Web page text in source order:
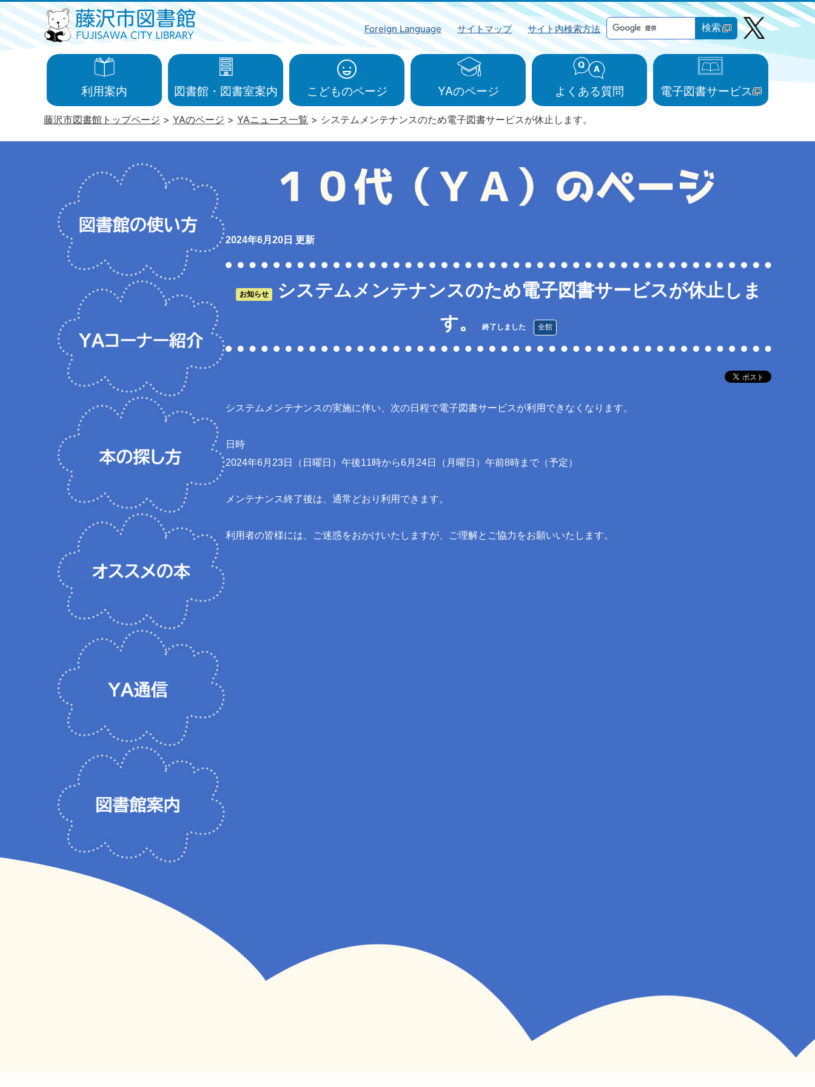
Foreign Language サイトマップ サイト内検索方法 検索
利用案内 図書館・図書室案内 こどものページ YAのページ よくある質問 電子図書サービス
藤沢市図書館トップページ YAのページ YAニュース一覧 システムメンテナンスのため電子図書サービスが休止します。
2024年6月20日 更新
お知らせ システムメンテナンスのため電子図書サービスが休止しま
す。
終了しました 全館
システムメンテナンスの実施に伴い、次の日程で電子図書サービスが利用できなくなります。
日時
2024年6月23日（日曜日）午後11時から6月24日（月曜日）午前8時まで（予定）
メンテナンス終了後は、通常どおり利用できます。
利用者の皆様には、ご迷惑をおかけいたしますが、ご理解とご協力をお願いいたします。